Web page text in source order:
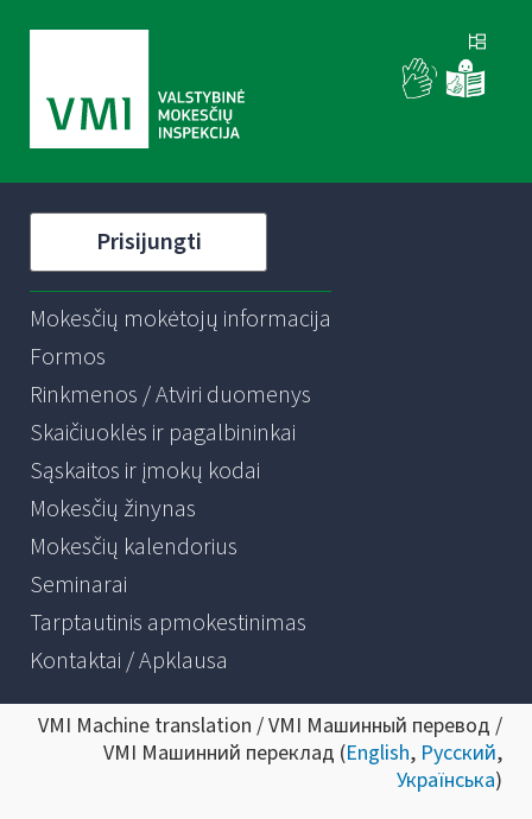
Prisijungti
Mokesčių mokėtojų informacija
Formos
Rinkmenos / Atviri duomenys
Skaičiuoklės ir pagalbininkai
Sąskaitos ir įmokų kodai
Mokesčių žinynas
Mokesčių kalendorius
Seminarai
Tarptautinis apmokestinimas
Kontaktai / Apklausa
VMI Machine translation / VMI Машинный перевод /
VMI Машинний переклад (English, Русский,
Українська)